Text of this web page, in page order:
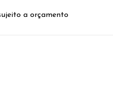
a orçamento